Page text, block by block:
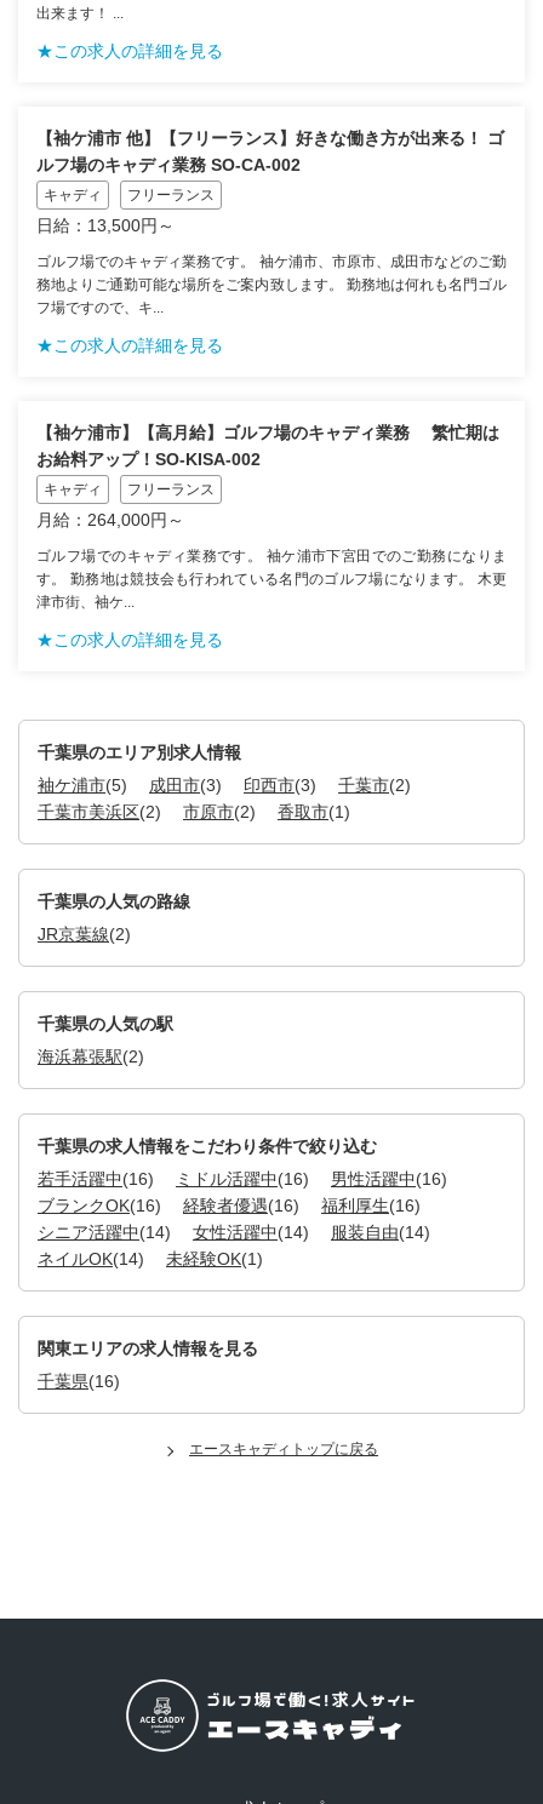
出来ます！ ...
★この求人の詳細を見る
【袖ケ浦市 他】【フリーランス】好きな働き方が出来る！ ゴ
ルフ場のキャディ業務 SO-CA-002
キャディ フリーランス
日給：13,500円～
ゴルフ場でのキャディ業務です。 袖ケ浦市、市原市、成田市などのご勤
務地よりご通勤可能な場所をご案内致します。 勤務地は何れも名門ゴル
フ場ですので、キ...
★この求人の詳細を見る
【袖ケ浦市】【高月給】ゴルフ場のキャディ業務 繁忙期は
お給料アップ！SO-KISA-002
キャディ フリーランス
月給：264,000円～
ゴルフ場でのキャディ業務です。 袖ケ浦市下宮田でのご勤務になりま
す。 勤務地は競技会も行われている名門のゴルフ場になります。 木更
津市街、袖ケ...
★この求人の詳細を見る
千葉県のエリア別求人情報
袖ケ浦市(5) 成田市(3) 印西市(3) 千葉市(2)
千葉市美浜区(2) 市原市(2) 香取市(1)
千葉県の人気の路線
JR京葉線(2)
千葉県の人気の駅
海浜幕張駅(2)
千葉県の求人情報をこだわり条件で絞り込む
若手活躍中(16) ミドル活躍中(16) 男性活躍中(16)
ブランクOK(16) 経験者優遇(16) 福利厚生(16)
シニア活躍中(14) 女性活躍中(14) 服装自由(14)
ネイルOK(14) 未経験OK(1)
関東エリアの求人情報を見る
千葉県(16)
エースキャディトップに戻る